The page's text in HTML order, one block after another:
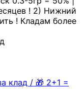
! 2) Нижний
! Кладам более
клад / 🎁 2+1 =